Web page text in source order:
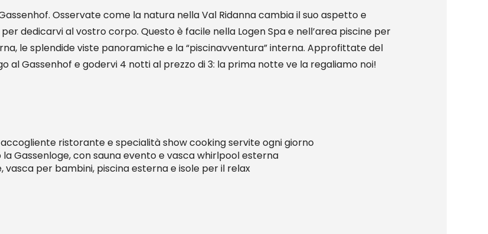
Osservate come la natura nella Val Ridanna cambia il suo aspetto e
dedicarvi al vostro corpo. Questo è facile nella Logen Spa e nell’area piscine per
le splendide viste panoramiche e la “piscinavventura” interna. Approfittate del
al Gassenhof e godervi 4 notti al prezzo di 3: la prima notte ve la regaliamo noi!
ristorante e specialità show cooking servite ogni giorno
Gassenloge, con sauna evento e vasca whirlpool esterna
per bambini, piscina esterna e isole per il relax